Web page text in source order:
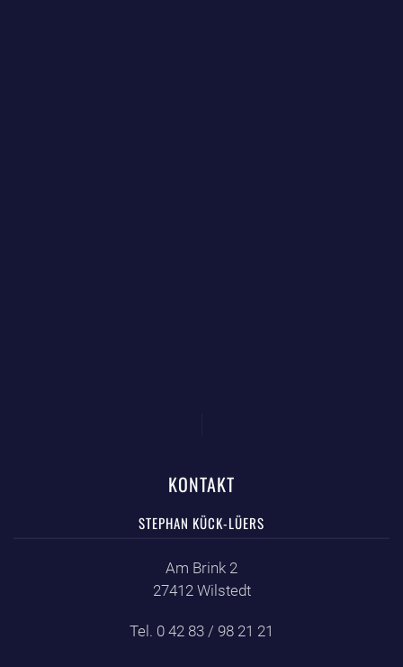
KONTAKT
STEPHAN KÜCK-LÜERS
Am Brink 2
27412 Wilstedt
Tel. 0 42 83 / 98 21 21